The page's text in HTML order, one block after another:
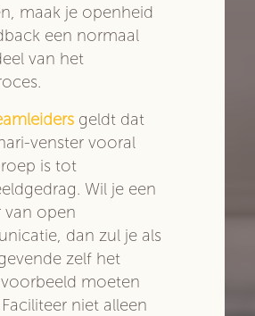
maak je openheid
een normaal
van het
geldt dat
venster vooral
is tot
Wil je een
van open
dan zul je als
zelf het
moeten
niet alleen